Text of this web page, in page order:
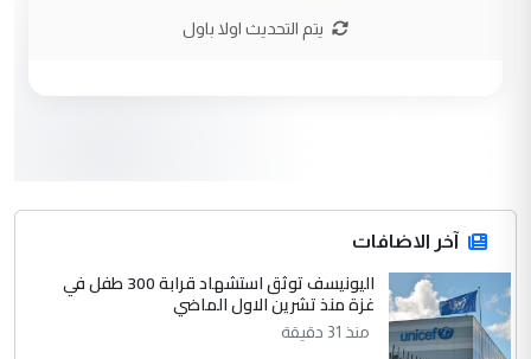
جنسية الرافد الثالث للعراق ومن اصول عريقة
ابا فرات ...
الموضوع :
الجواهري يرد على صدام حسين سل
مضجعيك يابن الزنا (نص كامل)
يتم التحديث اولا باول
آخر الاضافات
اليونيسف توثق استشهاد قرابة 300 طفل في
غزة منذ تشرين الاول الماضي
منذ 31 دقيقة